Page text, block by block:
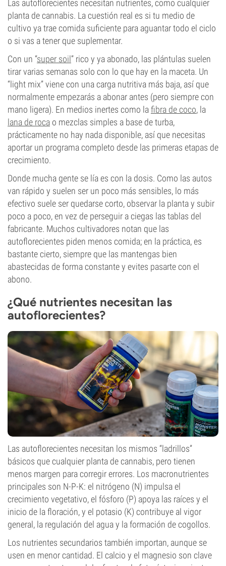
Las autoflorecientes necesitan nutrientes, como cualquier
planta de cannabis. La cuestión real es si tu medio de
cultivo ya trae comida suficiente para aguantar todo el ciclo
o si vas a tener que suplementar.
Con un “super soil” rico y ya abonado, las plántulas suelen
tirar varias semanas solo con lo que hay en la maceta. Un
“light mix” viene con una carga nutritiva más baja, así que
normalmente empezarás a abonar antes (pero siempre con
mano ligera). En medios inertes como lafibra de coco, la
lana de roca o mezclas simples a base de turba,
prácticamente no hay nada disponible, así que necesitas
aportar un programa completo desde las primeras etapas de
crecimiento.
Donde mucha gente se lía es con la dosis. Como las autos
van rápido y suelen ser un poco más sensibles, lo más
efectivo suele ser quedarse corto, observar la planta y subir
poco a poco, en vez de perseguir a ciegas las tablas del
fabricante. Muchos cultivadores notan que las
autoflorecientes piden menos comida; en la práctica, es
bastante cierto, siempre que las mantengas bien
abastecidas de forma constante y evites pasarte con el
abono.
¿Qué nutrientes necesitan las
autoflorecientes?
Las autoflorecientes necesitan los mismos “ladrillos”
básicos que cualquier planta de cannabis, pero tienen
menos margen para corregir errores. Los macronutrientes
principales son N-P-K: el nitrógeno (N) impulsa el
crecimiento vegetativo, el fósforo (P) apoya las raíces y el
inicio de la floración, y el potasio (K) contribuye al vigor
general, la regulación del agua y la formación de cogollos.
Los nutrientes secundarios también importan, aunque se
usen en menor cantidad. El calcio y el magnesio son clave